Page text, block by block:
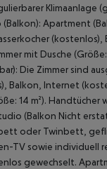
Klimaanlage
Apartment
(kostenlos),
mit Dusche
Die Zimmer sind
Internet
14 m²).
(Balkon Nicht
oder Twinbett,
TV sowie individuell
gewechselt.